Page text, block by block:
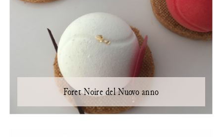
Foret Noire del Nuovo anno